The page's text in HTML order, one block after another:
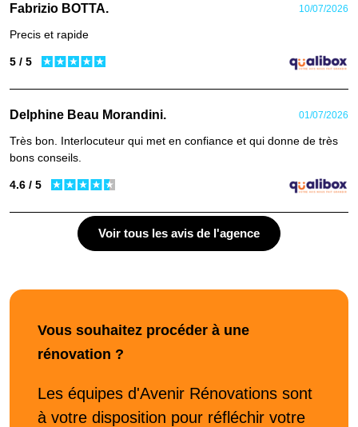
Fabrizio BOTTA. 10/07/2026
Precis et rapide
5 / 5
Delphine Beau Morandini. 01/07/2026
Très bon. Interlocuteur qui met en confiance et qui donne de très
bons conseils.
4.6 / 5
Voir tous les avis de l'agence
Vous souhaitez procéder à une
rénovation ?
Les équipes d'Avenir Rénovations sont
à votre disposition pour réfléchir votre